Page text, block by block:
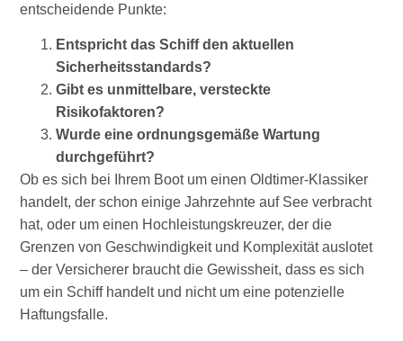
entscheidende Punkte:
Entspricht das Schiff den aktuellen
Sicherheitsstandards?
Gibt es unmittelbare, versteckte
Risikofaktoren?
Wurde eine ordnungsgemäße Wartung
durchgeführt?
Ob es sich bei Ihrem Boot um einen Oldtimer-Klassiker
handelt, der schon einige Jahrzehnte auf See verbracht
hat, oder um einen Hochleistungskreuzer, der die
Grenzen von Geschwindigkeit und Komplexität auslotet
– der Versicherer braucht die Gewissheit, dass es sich
um ein Schiff handelt und nicht um eine potenzielle
Haftungsfalle.